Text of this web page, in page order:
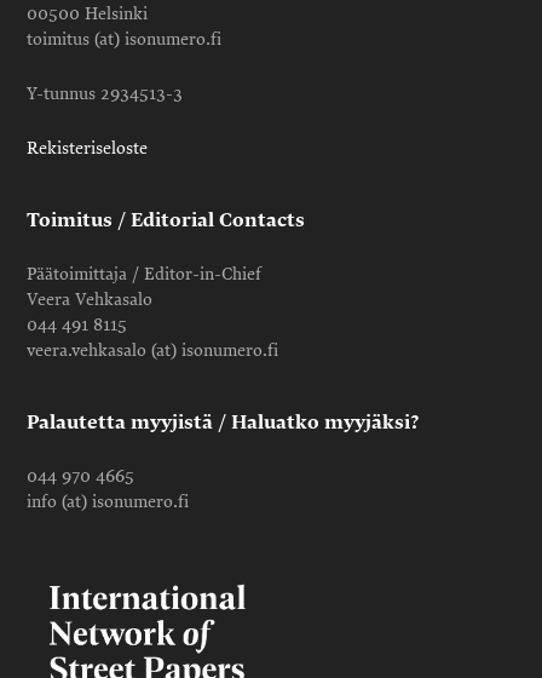
00500 Helsinki
toimitus (at) isonumero.fi
Y-tunnus 2934513-3
Rekisteriseloste
Toimitus / Editorial Contacts
Päätoimittaja / Editor-in-Chief
Veera Vehkasalo
044 491 8115
veera.vehkasalo (at) isonumero.fi
Palautetta myyjistä / Haluatko myyjäksi?
044 970 4665
info (at) isonumero.fi